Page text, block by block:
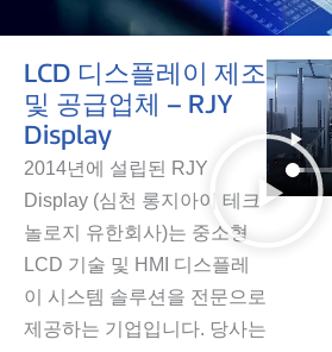
LCD 디스플레이 제조
및 공급업체 – RJY
Display
2014년에 설립된 RJY
Display (심천 롱지아이 테크
놀로지 유한회사)는 중소형
LCD 기술 및 HMI 디스플레
이 시스템 솔루션을 전문으로
제공하는 기업입니다. 당사는